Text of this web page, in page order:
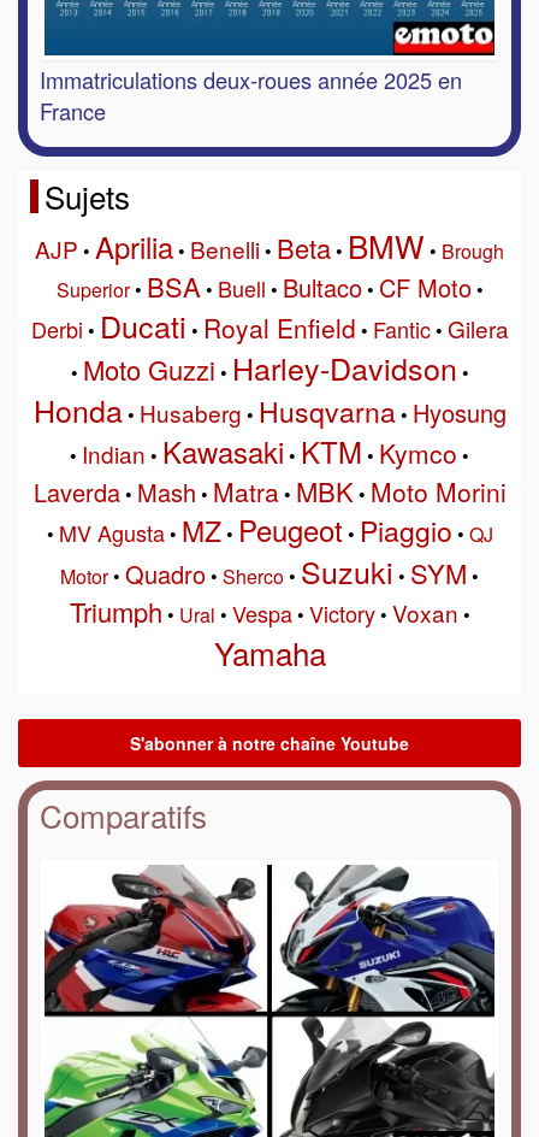
Immatriculations deux-roues année 2025 en
France
Sujets
AJP • Aprilia• Benelli• Beta• BMW • Brough
Superior• BSA• Buell • Bultaco• CF Moto•
Derbi • Ducati • Royal Enfield • Fantic• Gilera
• Moto Guzzi • Harley-Davidson •
Honda• Husaberg • Husqvarna• Hyosung
• Indian • Kawasaki • KTM • Kymco •
Laverda• Mash • Matra• MBK• Moto Morini
• MV Agusta• MZ• Peugeot • Piaggio • QJ
Motor• Quadro• Sherco• Suzuki • SYM •
Triumph • Ural • Vespa• Victory• Voxan •
Yamaha
Comparatifs